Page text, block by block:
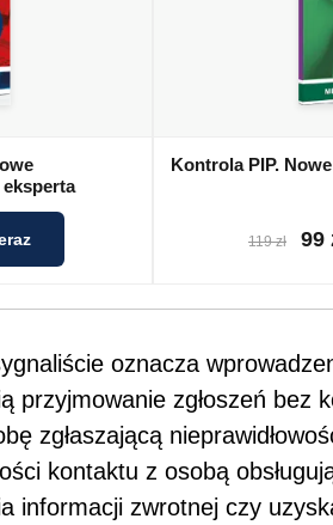
Kontrola PIP.
119 zł 99
oznacza
przyjmowanie zgłoszeń bez
zgłaszającą
kontaktu z osobą
informacji zwrotnej czy